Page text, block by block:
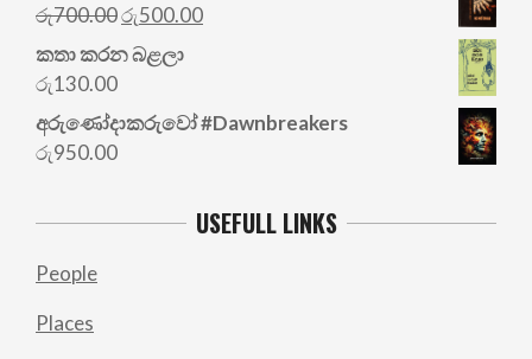
රු700.00Original
price
was:
රු500.00Current
කතා කරන බළලා
රු130.00
අරු‍ණෝදාකරුවෝ #Dawnbreakers
රු950.00
USEFULL LINKS
People
Places